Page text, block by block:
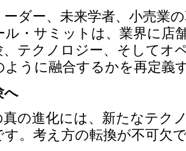
ダー、未来学者、小売業
ル・サミットは、業界に店
、テクノロジー、そしてオ
ように融合するかを再定義
へ
真の進化には、新たなテク
す。考え方の転換が不可欠